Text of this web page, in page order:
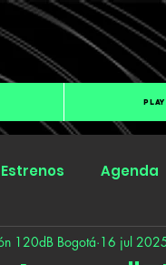
Estrenos Agenda
Submit Hub
120dB Bogotá 16 jul